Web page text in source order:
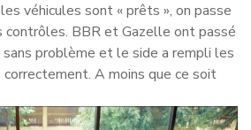
véhicules sont « prêts », on passe
contrôles. BBR et Gazelle ont passé
problème et le side a rempli les
A moins que ce soit